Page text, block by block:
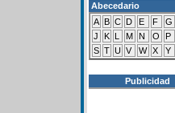
Abecedario
A B C D E F G
J
K L M N O P
S T U V W X Y
Publicidad